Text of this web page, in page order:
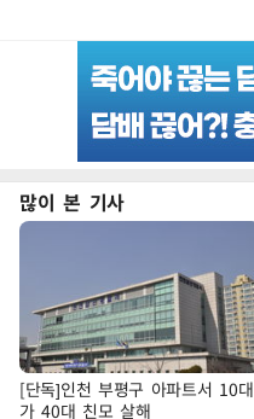
많이 본 기사
[단독]인천 부평구 아파트서 10대
가 40대 친모 살해